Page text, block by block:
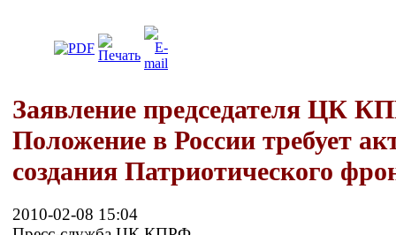
Заявление председателя ЦК
Положение в России требует
создания Патриотического
2010-02-08 15:04